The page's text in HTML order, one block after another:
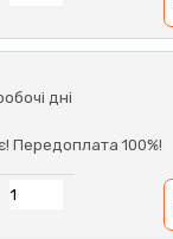
дні
Передоплата 100%!